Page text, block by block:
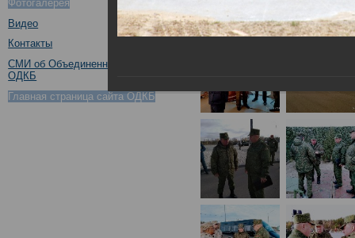
Фотогалерея
Видео
Контакты
СМИ об Объединенном штабе
ОДКБ
Главная страница сайта ОДКБ